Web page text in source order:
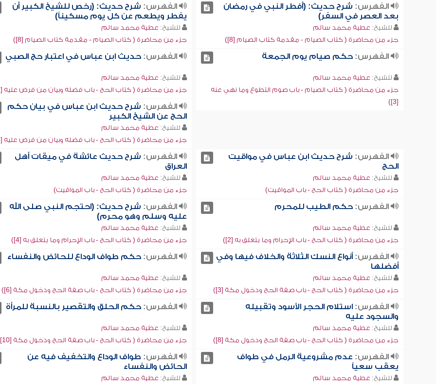
الفهرس: شرح حديث: (أفطر النبي في رمضان
بعد العصر في السفر)
للشيخ: عطية محمد سالم
جزء من محاضرة ( كتاب الصيام - مقدمة كتاب الصيام [8])
الفهرس: شرح حديث: (رخص للشيخ الكبير أن
يفطر ويطعم عن كل يوم مسكيناً)
للشيخ: عطية محمد سالم
جزء من محاضرة ( كتاب الصيام - مقدمة كتاب الصيام [8])
الفهرس:حكم صيام يوم الجمعة
للشيخ: عطية محمد سالم
جزء من محاضرة ( كتاب الصيام - باب صوم التطوع وما نهي عنه
[3])
الفهرس: حديث ابن عباس في اعتبار حج الصبي
للشيخ: عطية محمد سالم
جزء من محاضرة ( كتاب الحج - باب فضله وبيان من فرض عليه [2])
الفهرس: شرح حديث ابن عباس في بيان حكم
الحج عن الشيخ الكبير
للشيخ: عطية محمد سالم
جزء من محاضرة ( كتاب الحج - باب فضله وبيان من فرض عليه [3])
الفهرس: شرح حديث ابن عباس في مواقيت
الحج
للشيخ: عطية محمد سالم
جزء من محاضرة ( كتاب الحج - باب المواقيت)
الفهرس: شرح حديث عائشة في ميقات أهل
العراق
للشيخ: عطية محمد سالم
جزء من محاضرة ( كتاب الحج - باب المواقيت)
الفهرس:حكم الطيب للمحرم
للشيخ: عطية محمد سالم
جزء من محاضرة ( كتاب الحج - باب الإحرام وما يتعلق به [2])
الفهرس: شرح حديث: (احتجم النبي صلى الله
عليه وسلم وهو محرم)
للشيخ: عطية محمد سالم
جزء من محاضرة ( كتاب الحج - باب الإحرام وما يتعلق به [4])
الفهرس:أنواع النسك الثلاثة والخلاف فيها وفي
أفضلها
للشيخ: عطية محمد سالم
جزء من محاضرة ( كتاب الحج - باب صفة الحج ودخول مكة [3])
الفهرس: حكم طواف الوداع للحائض والنفساء
للشيخ: عطية محمد سالم
جزء من محاضرة ( كتاب الحج - باب صفة الحج ودخول مكة [6])
الفهرس:استلام الحجر الأسود وتقبيله
والسجود عليه
للشيخ: عطية محمد سالم
جزء من محاضرة ( كتاب الحج - باب صفة الحج ودخول مكة [8])
الفهرس: حكم الحلق والتقصير بالنسبة للمرأة
للشيخ: عطية محمد سالم
جزء من محاضرة ( كتاب الحج - باب صفة الحج ودخول مكة [10])
الفهرس: عدم مشروعية الرمل في طواف
يعقب سعياً
للشيخ: عطية محمد سالم
الفهرس: طواف الوداع والتخفيف فيه عن
الحائض والنفساء
للشيخ: عطية محمد سالم